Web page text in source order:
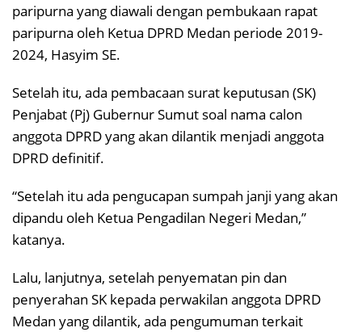
paripurna yang diawali dengan pembukaan rapat
paripurna oleh Ketua DPRD Medan periode 2019-
2024, Hasyim SE.
Setelah itu, ada pembacaan surat keputusan (SK)
Penjabat (Pj) Gubernur Sumut soal nama calon
anggota DPRD yang akan dilantik menjadi anggota
DPRD definitif.
“Setelah itu ada pengucapan sumpah janji yang akan
dipandu oleh Ketua Pengadilan Negeri Medan,”
katanya.
Lalu, lanjutnya, setelah penyematan pin dan
penyerahan SK kepada perwakilan anggota DPRD
Medan yang dilantik, ada pengumuman terkait